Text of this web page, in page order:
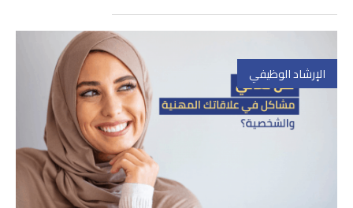
الإرشاد الوظيفي